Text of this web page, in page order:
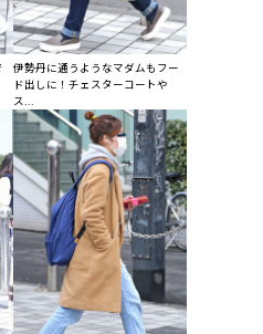
伊勢丹に通うようなマダムもフー
ド出しに！チェスターコートや
ス...